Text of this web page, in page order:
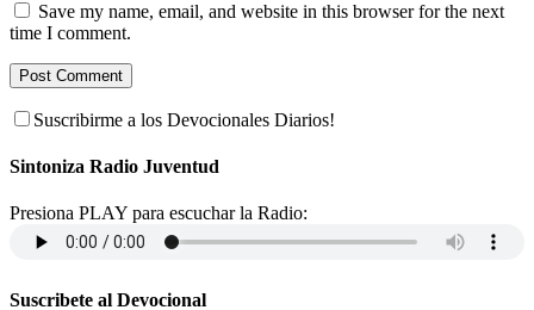
Save my name, email, and website in this browser for the next
time I comment.
Suscribirme a los Devocionales Diarios!
Sintoniza Radio Juventud
Presiona PLAY para escuchar la Radio:
Suscribete al Devocional